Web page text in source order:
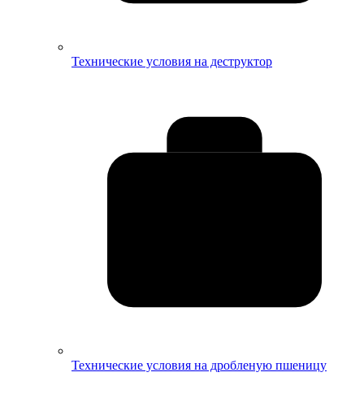
Технические условия на деструктор
Технические условия на дробленую пшеницу